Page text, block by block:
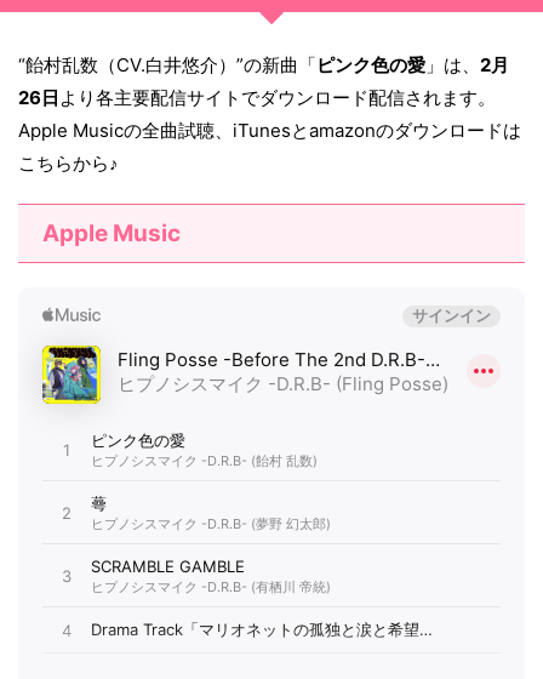
“飴村乱数（CV.白井悠介）”の新曲「ピンク色の愛 」は、 2月
26日 より各主要配信サイトでダウンロード配信されます。
Apple Musicの全曲試聴、iTunesとamazonのダウンロードは
こちらから♪
Apple Music